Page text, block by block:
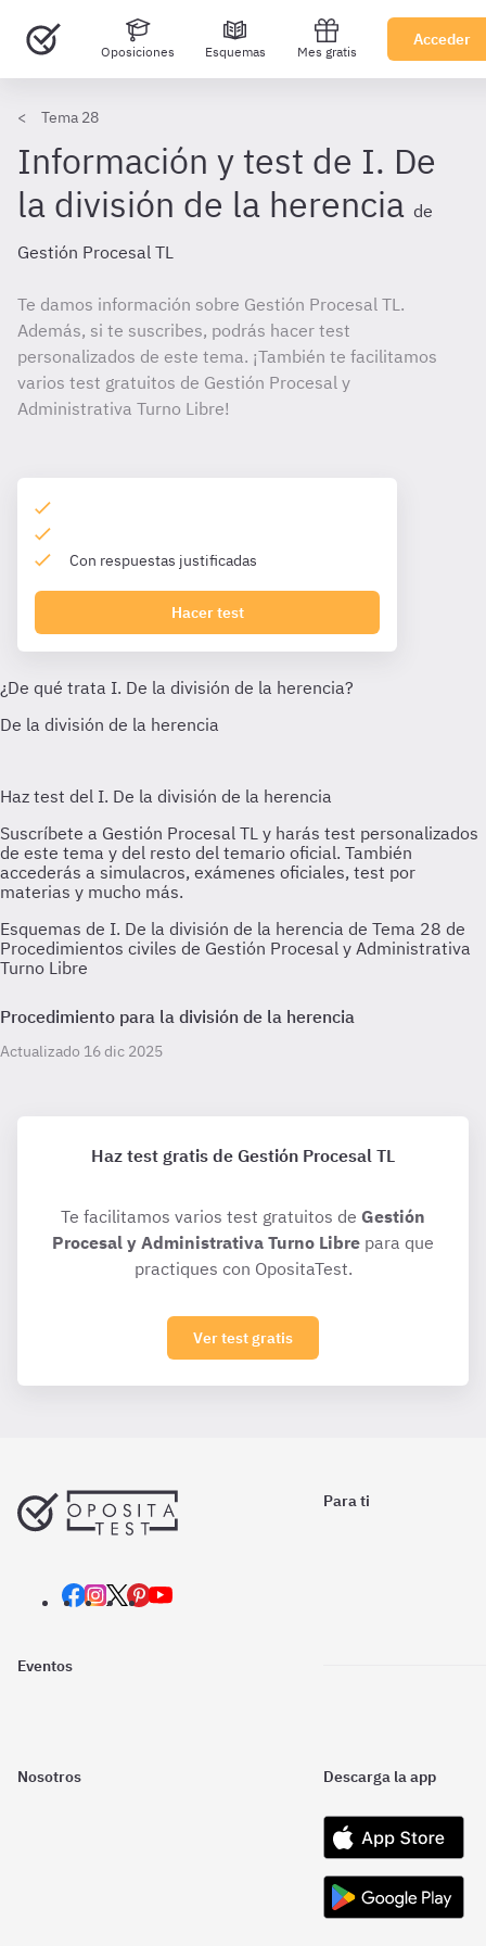
Oposiciones Esquemas Mes gratis
Acceder
Tema 28
Información y test de I. De
la división de la herencia de
Gestión Procesal TL
Te damos información sobre Gestión Procesal TL.
Además, si te suscribes, podrás hacer test
personalizados de este tema. ¡También te facilitamos
varios test gratuitos de Gestión Procesal y
Administrativa Turno Libre!
Con respuestas justificadas
Hacer test
Esquemas de I. De la división de la herencia de Tema 28 de
Procedimientos civiles de Gestión Procesal y Administrativa
Turno Libre
Procedimiento para la división de la herencia
Actualizado 16 dic 2025
Haz test gratis de Gestión Procesal TL
Te facilitamos varios test gratuitos de Gestión
Procesal y Administrativa Turno Libre para que
practiques con OpositaTest.
Ver test gratis
Para ti
Eventos
Nosotros Descarga la app